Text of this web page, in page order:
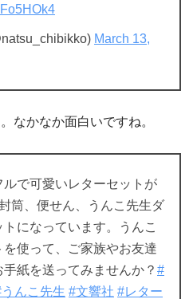
March 13,
なかなか面白いですね。
ルで可愛いレターセットが
筒、便せん、うんこ先生ダ
になっています。うんこ
使って、ご家族やお友達
紙を送ってみませんか？ #
んこ先生 #文響社 #レター